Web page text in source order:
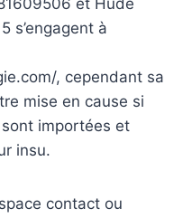
et Hude
s’engagent à
, cependant sa
mise en cause si
importées et
insu.
contact ou